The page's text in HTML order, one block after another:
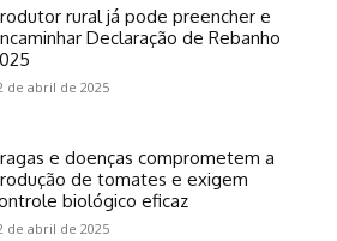
rural já pode preencher e
Declaração de Rebanho
de abril de 2025
e doenças comprometem a
de tomates e exigem
biológico eficaz
de abril de 2025